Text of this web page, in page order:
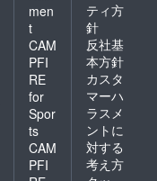
men
t
CAM
PFI
RE
for
Spor
ts
CAM
PFI
ティ方
針
反社基
本方針
カスタ
マーハ
ラスメ
ントに
対する
考え方